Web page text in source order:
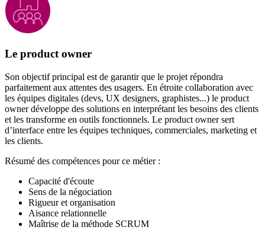
Le product owner
Son objectif principal est de garantir que le projet répondra
parfaitement aux attentes des usagers. En étroite collaboration avec
les équipes digitales (devs, UX designers, graphistes...) le product
owner développe des solutions en interprétant les besoins des clients
et les transforme en outils fonctionnels. Le product owner sert
d’interface entre les équipes techniques, commerciales, marketing et
les clients.
Résumé des compétences pour ce métier :
Capacité d'écoute
Sens de la négociation
Rigueur et organisation
Aisance relationnelle
Maîtrise de la méthode SCRUM